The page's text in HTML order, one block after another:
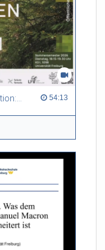
Between tradition and transformation: how owners, advisers and institutions co-create knowledge for resilient forests in Europe 54:13